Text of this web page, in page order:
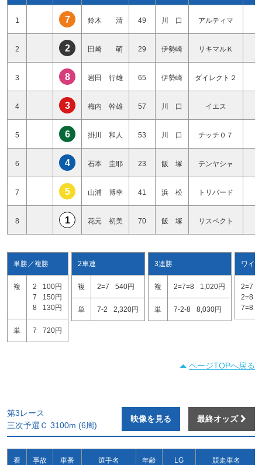
1 7 鈴木 清 49 川 口 アルティマ
2 2 田崎 萌 29 伊勢崎 リキマルＫ
3 8 岩田 行雄 65 伊勢崎 ダイレクト２
4 3 梅内 幹雄 57 川 口 イエス
5 6 掛川 和人 53 川 口 チッチ０７
6 4 石本 圭耶 23 飯 塚 テンヤシャ
7 5 山浦 博幸 41 浜 松 トリバード
8 1 花元 初美 70 飯 塚 リスペクト
単勝／複勝
複 2
100円
7
150円
8
130円
単 7 720円
2車連
複 2=7 540円
単 7-2 2,320円
3連勝
複 2=7=8 1,020円
単 7-2-8 8,030円
ワイド
2=7
2=8
7=8
ページTOPへ戻る
第3レース
三次予選Ｃ 3100m (6周)
映像を見る 最終オッズ
着 事故 車番 選手名 年齢 LG 競走車名